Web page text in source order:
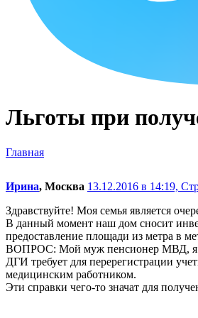
Льготы при
Главная
Ирина, Москва 13.12.2016 в 14:19,
Здравствуйте! Моя семья является
В данный момент наш дом сносит
предоставление площади из метра в
ВОПРОС: Мой муж пенсионер МВД, я
ДГИ требует для перерегистрации
медицинским работником.
Эти справки чего-то значат для